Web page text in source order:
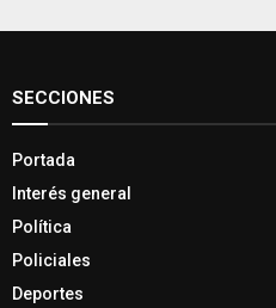
SECCIONES
Portada
Interés general
Política
Policiales
Deportes